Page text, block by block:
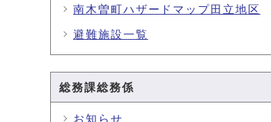
南木曽町ハザードマップ田立地区
避難施設一覧
総務課総務係
お知らせ